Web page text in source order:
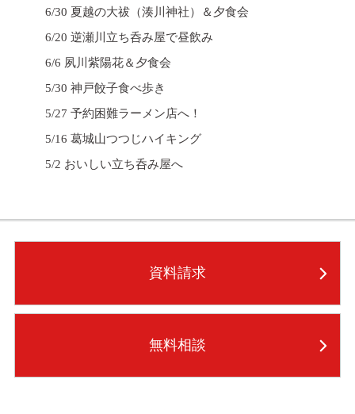
6/30 夏越の大祓（湊川神社）＆夕食会
6/20 逆瀬川立ち呑み屋で昼飲み
6/6 夙川紫陽花＆夕食会
5/30 神戸餃子食べ歩き
5/27 予約困難ラーメン店へ！
5/16 葛城山つつじハイキング
5/2 おいしい立ち呑み屋へ
資料請求
無料相談